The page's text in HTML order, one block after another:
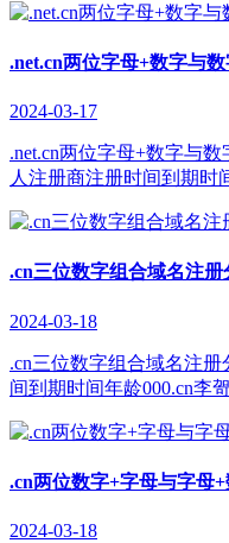
.net.cn两位字母+数字与
2024-03-17
.net.cn两位字母+数字与
人注册商注册时间到期时
.cn三位数字组合域名注册
2024-03-18
.cn三位数字组合域名注
间到期时间年龄000.cn李
.cn两位数字+字母与字母
2024-03-18